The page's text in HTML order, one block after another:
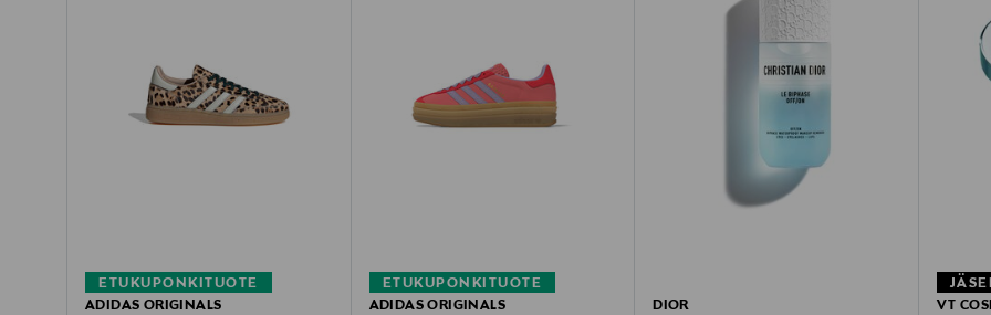
ETUKUPONKITUOTE
ADIDAS ORIGINALS
ETUKUPONKITUOTE
ADIDAS ORIGINALS
DIOR
VT